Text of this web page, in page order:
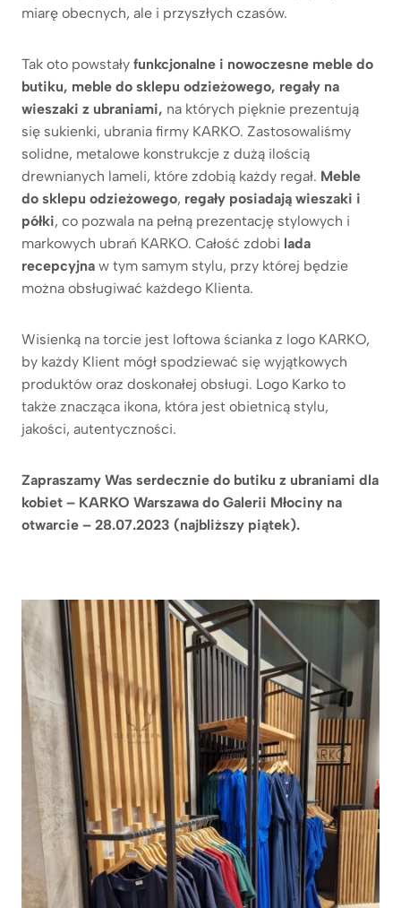
miarę obecnych, ale i przyszłych czasów.
Tak oto powstały funkcjonalne i nowoczesne meble do
butiku, meble do sklepu odzieżowego, regały na
wieszaki z ubraniami, na których pięknie prezentują
się sukienki, ubrania firmy KARKO. Zastosowaliśmy
solidne, metalowe konstrukcje z dużą ilością
drewnianych lameli, które zdobią każdy regał. Meble
do sklepu odzieżowego, regały posiadają wieszaki i
półki, co pozwala na pełną prezentację stylowych i
markowych ubrań KARKO. Całość zdobi lada
recepcyjna w tym samym stylu, przy której będzie
można obsługiwać każdego Klienta.
Wisienką na torcie jest loftowa ścianka z logo KARKO,
by każdy Klient mógł spodziewać się wyjątkowych
produktów oraz doskonałej obsługi. Logo Karko to
także znacząca ikona, która jest obietnicą stylu,
jakości, autentyczności.
Zapraszamy Was serdecznie do butiku z ubraniami dla
kobiet – KARKO Warszawa do Galerii Młociny na
otwarcie – 28.07.2023 (najbliższy piątek).